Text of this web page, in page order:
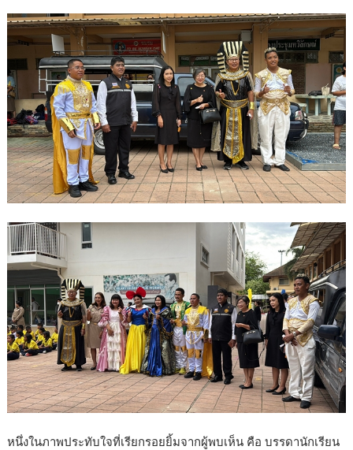
หนึ่งในภาพประทับใจที่เรียกรอยยิ้มจากผู้พบเห็น คือ บรรดานักเรียน